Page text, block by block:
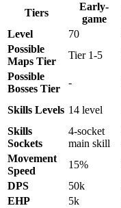
Tiers
Early-
game
Level
70
Possible
Maps Tier
Tier 1-5
Possible
Bosses Tier
-
Skills Levels 14 level
Skills
Sockets
4-socket
main skill
Movement
Speed
15%
DPS
50k
EHP
5k